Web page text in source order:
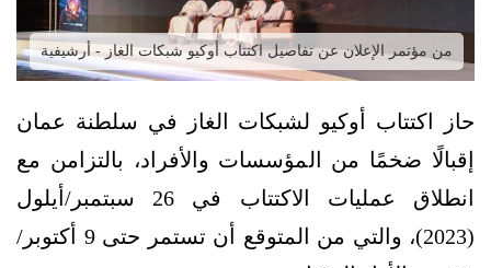
من مؤتمر الإعلان عن تفاصيل اكتتاب أوكيو شبكات الغاز - أرشيفية
حاز اكتتاب أوكيو لشبكات الغاز في سلطنة عمان
إقبالًا ضخمًا من المؤسسات والأفراد، بالتزامن مع
انطلاق عمليات الاكتتاب في 26 سبتمبر/أيلول
(2023)، والتي من المتوقع أن تستمر حتى 9 أكتوبر/